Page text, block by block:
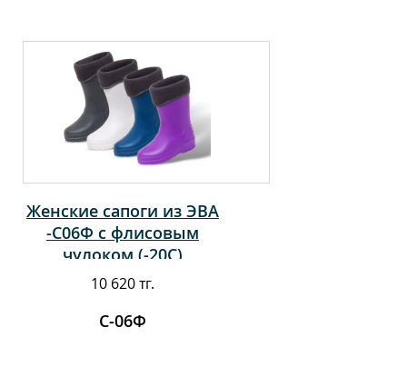
Женские сапоги из ЭВА
-С06Ф с флисовым
чулоком (-20С)
10 620 тг.
С-06Ф